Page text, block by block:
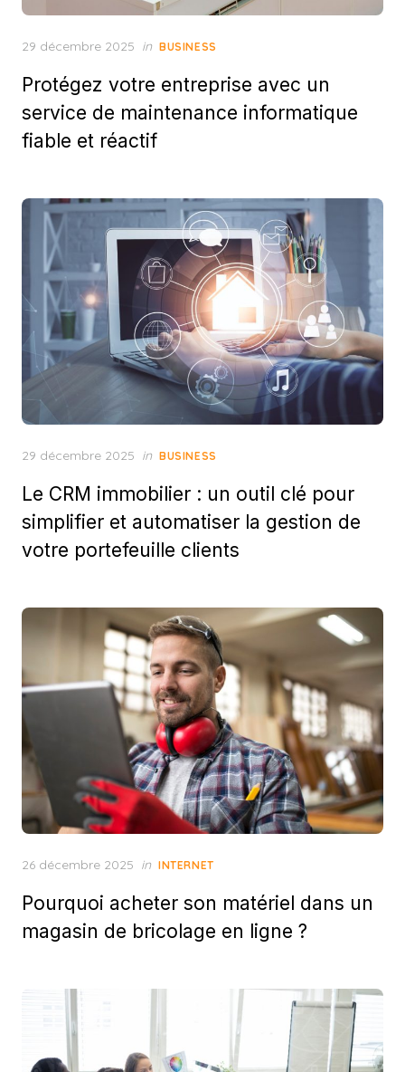
Posted
29 décembre 2025 in BUSINESS
Protégez votre entreprise avec un
service de maintenance informatique
fiable et réactif
Posted
29 décembre 2025 in BUSINESS
Le CRM immobilier : un outil clé pour
simplifier et automatiser la gestion de
votre portefeuille clients
Posted
26 décembre 2025 in INTERNET
Pourquoi acheter son matériel dans un
magasin de bricolage en ligne ?